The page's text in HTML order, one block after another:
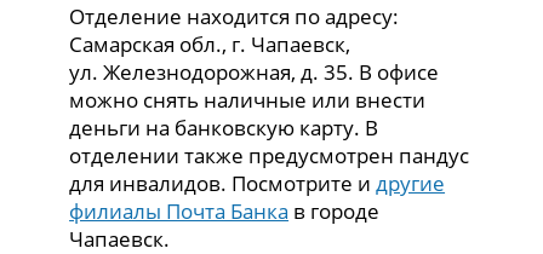
Отделение находится по адресу:
Самарская обл., г. Чапаевск,
ул. Железнодорожная, д. 35. В офисе
можно снять наличные или внести
деньги на банковскую карту. В
отделении также предусмотрен пандус
для инвалидов. Посмотрите идругие
филиалы Почта Банка в городе
Чапаевск.